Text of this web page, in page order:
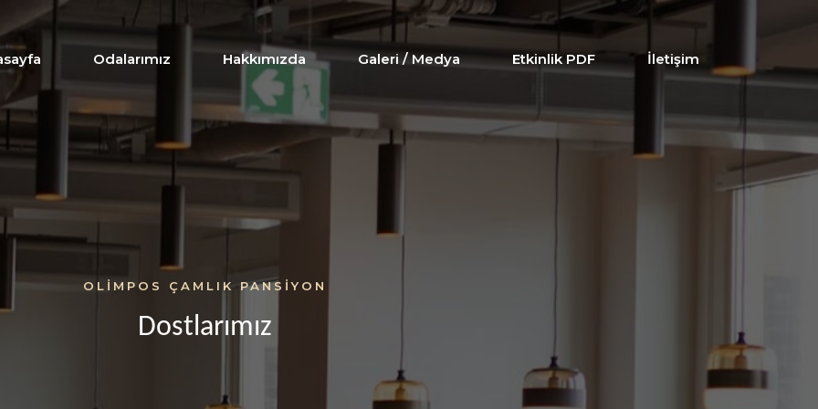
Odalarımız Hakkımızda Galeri / Medya Etkinlik PDF İletişim
OLIMPOS ÇAMLIK PANSIYON
Dostlarımız